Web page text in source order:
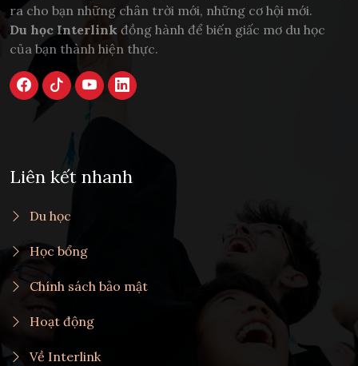
ra cho bạn những chân trời mới, những cơ hội mới.
Du học Interlink đồng hành để biến giấc mơ du học
của bạn thành hiện thực.
Liên kết nhanh
Du học
Học bổng
Chính sách bảo mật
Hoạt động
Về Interlink